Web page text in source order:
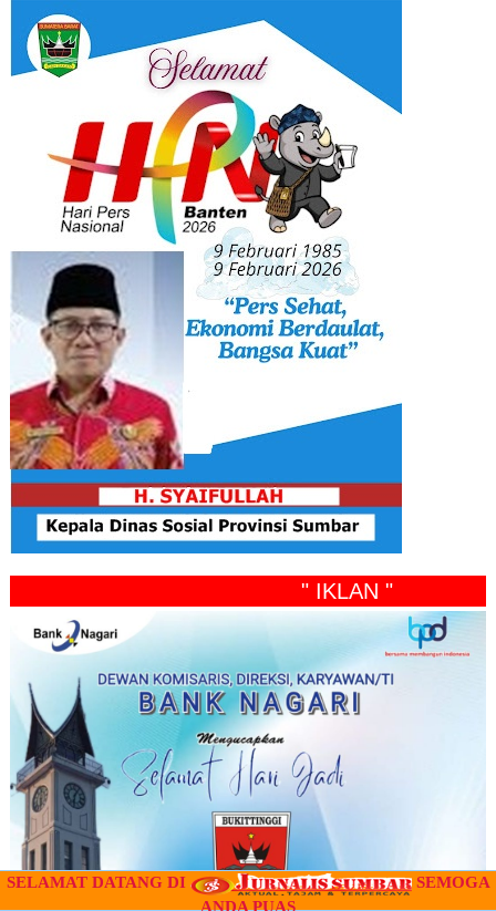
" IKLAN "
SELAMAT DATANG DI
SEMOGA
ANDA PUAS